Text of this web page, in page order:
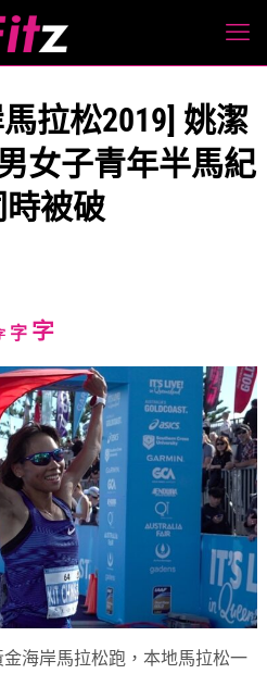
拉松2019] 姚潔
女子青年半馬紀
被破
Decrease
size.
字Reset
size.
字Increase
size.
海岸馬拉松跑，本地馬拉松一